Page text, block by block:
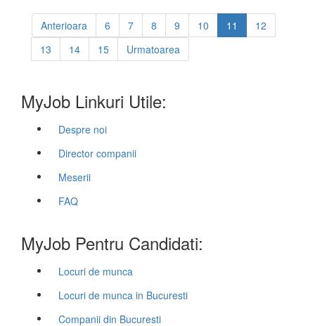
Anterioara 6 7 8 9 10 11
12
13
14 15 Urmatoarea
MyJob Linkuri Utile:
Despre noi
Director companii
Meserii
FAQ
MyJob Pentru Candidati:
Locuri de munca
Locuri de munca in Bucuresti
Companii din Bucuresti